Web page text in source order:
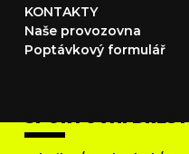
KONTAKTY
Naše provozovna
Poptávkový formulář
SPORTOVNÍ DRESY